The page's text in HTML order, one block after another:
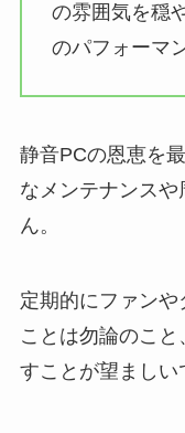
の雰囲気を穏
のパフォーマ
静音PCの恩恵を
なメンテナンス
ん。
定期的にファンや
ことは勿論のこ
すことが望ましい